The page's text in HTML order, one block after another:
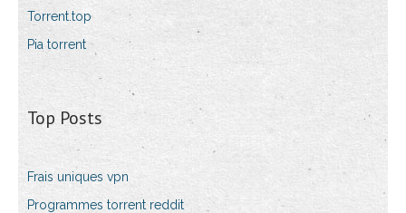
Torrent.top
Pia torrent
Top Posts
Frais uniques vpn
Programmes torrent reddit